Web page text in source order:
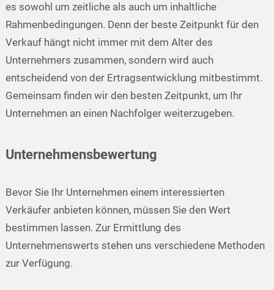
es sowohl um zeitliche als auch um inhaltliche
Rahmenbedingungen. Denn der beste Zeitpunkt für den
Verkauf hängt nicht immer mit dem Alter des
Unternehmers zusammen, sondern wird auch
entscheidend von der Ertragsentwicklung mitbestimmt.
Gemeinsam finden wir den besten Zeitpunkt, um Ihr
Unternehmen an einen Nachfolger weiterzugeben.
Unternehmensbewertung
Bevor Sie Ihr Unternehmen einem interessierten
Verkäufer anbieten können, müssen Sie den Wert
bestimmen lassen. Zur Ermittlung des
Unternehmenswerts stehen uns verschiedene Methoden
zur Verfügung.